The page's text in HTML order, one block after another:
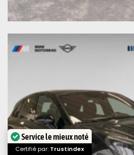
Service le mieux noté